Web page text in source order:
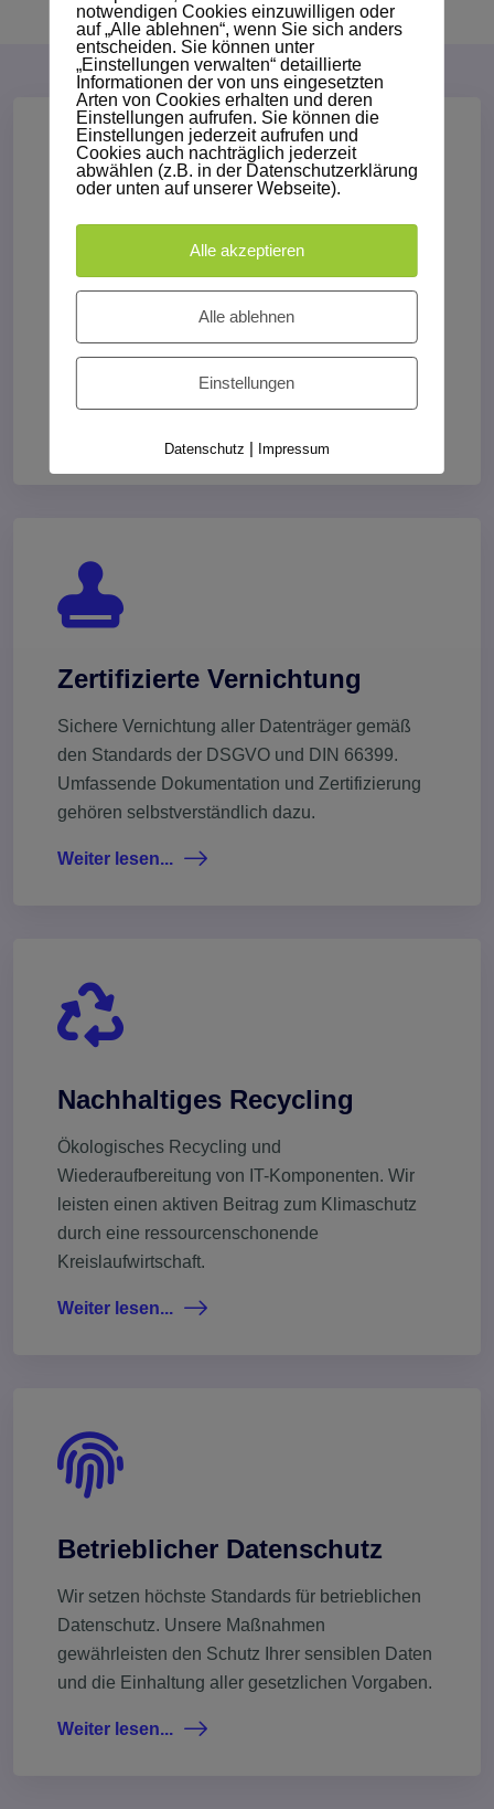
Europaweite Abholung
Neben Deutschland sind auch Abholungen Ihrer
Festplatten und Datenträger in Österreich,
Belgien, Frankreich, den Niederlanden,
Luxemburg und der Schweiz möglich.
Zertifizierte Vernichtung
Sichere Vernichtung aller Datenträger gemäß
den Standards der DSGVO und DIN 66399.
Umfassende Dokumentation und Zertifizierung
gehören selbstverständlich dazu.
Weiter lesen...
Nachhaltiges Recycling
Ökologisches Recycling und
Wiederaufbereitung von IT-Komponenten. Wir
leisten einen aktiven Beitrag zum Klimaschutz
durch eine ressourcenschonende
Kreislaufwirtschaft.
Weiter lesen...
Betrieblicher Datenschutz
Wir setzen höchste Standards für betrieblichen
Datenschutz. Unsere Maßnahmen
gewährleisten den Schutz Ihrer sensiblen Daten
und die Einhaltung aller gesetzlichen Vorgaben.
Weiter lesen...
notwendigen Cookies einzuwilligen oder
auf „Alle ablehnen“, wenn Sie sich anders
entscheiden. Sie können unter
„Einstellungen verwalten“ detaillierte
Informationen der von uns eingesetzten
Arten von Cookies erhalten und deren
Einstellungen aufrufen. Sie können die
Einstellungen jederzeit aufrufen und
Cookies auch nachträglich jederzeit
abwählen (z.B. in der Datenschutzerklärung
oder unten auf unserer Webseite).
Alle akzeptieren
Alle ablehnen
Einstellungen
Datenschutz | Impressum